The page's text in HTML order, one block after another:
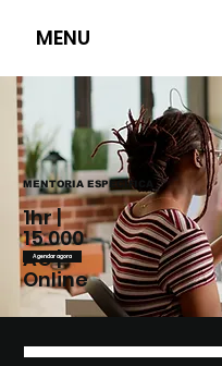
MENU
MENTORIA ESPECÍFICA
1hr |
15.000
AO |
Online
Agendar agora